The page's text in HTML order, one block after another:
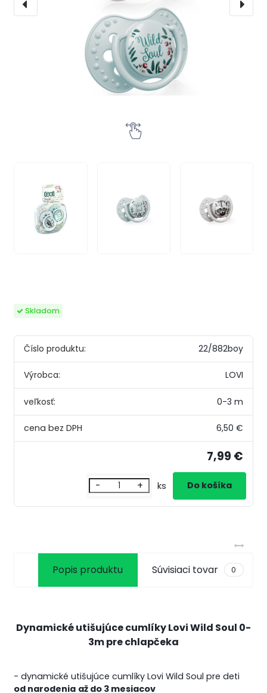
Skladom
Číslo produktu: 22/882boy
Výrobca: LOVI
veľkosť: 0-3 m
6,50 €
7,99 €
- + ks
Popis produktu Súvisiaci tovar 0
Dynamické utišujúce cumlíky Lovi Wild Soul 0-
3m pre chlapčeka
- dynamické utišujúce cumlíky Lovi Wild Soul pre deti
od narodenia až do 3 mesiacov